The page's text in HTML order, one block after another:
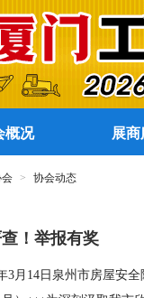
概况 展
> 协会动态
！举报有奖
3月14日泉州市房屋安